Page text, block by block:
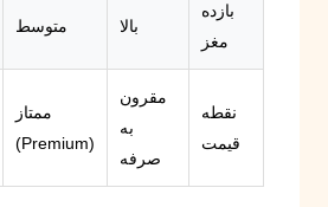
بازده
مغز
بالا متوسط
نقطه
قیمت
مقرون
به
صرفه
ممتاز
(Premium)